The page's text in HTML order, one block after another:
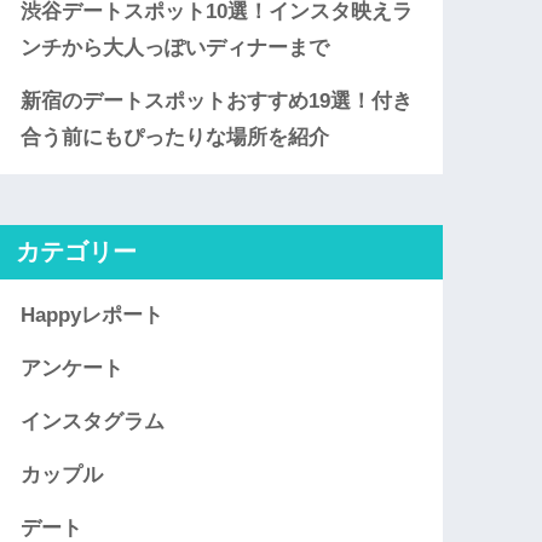
渋谷デートスポット10選！インスタ映えラ
ンチから大人っぽいディナーまで
新宿のデートスポットおすすめ19選！付き
合う前にもぴったりな場所を紹介
カテゴリー
Happyレポート
アンケート
インスタグラム
カップル
デート